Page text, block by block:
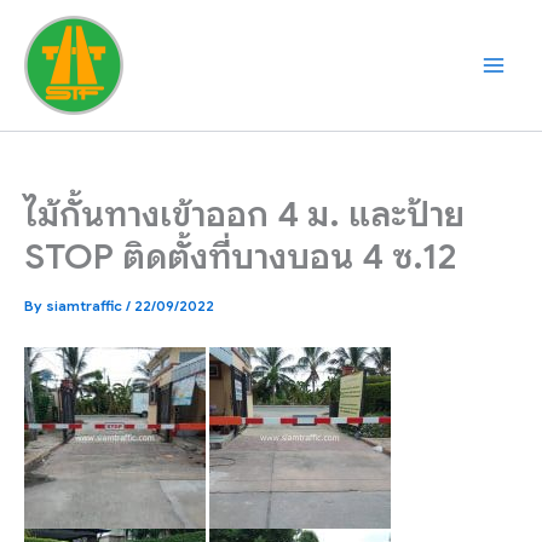
content
ไม้กั้นทางเข้าออก 4 ม. และป้าย
STOP ติดตั้งที่บางบอน 4 ซ.12
By siamtraffic / 22/09/2022